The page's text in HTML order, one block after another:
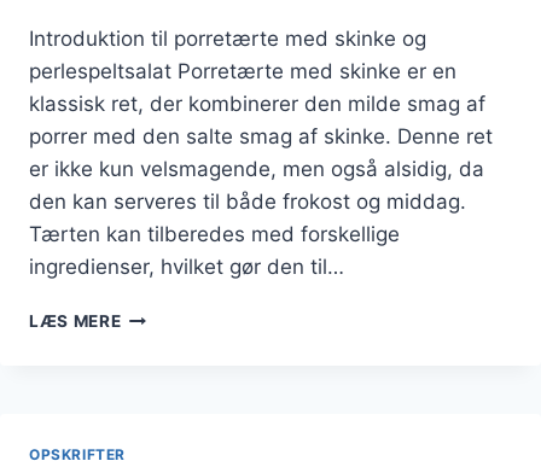
Introduktion til porretærte med skinke og
perlespeltsalat Porretærte med skinke er en
klassisk ret, der kombinerer den milde smag af
porrer med den salte smag af skinke. Denne ret
er ikke kun velsmagende, men også alsidig, da
den kan serveres til både frokost og middag.
Tærten kan tilberedes med forskellige
ingredienser, hvilket gør den til…
LÆS MEREPORRETÆRTE
OPSKRIFTER